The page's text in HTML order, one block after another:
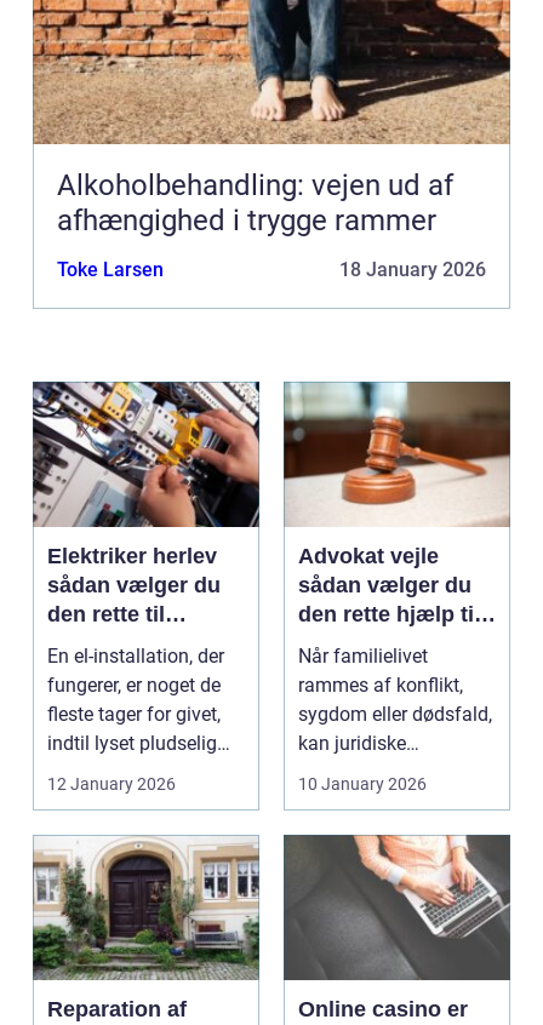
Alkoholbehandling: vejen ud af
afhængighed i trygge rammer
Toke Larsen 18 January 2026
Elektriker herlev
sådan vælger du
den rette til
opgaven
En el-installation, der
fungerer, er noget de
fleste tager for givet,
indtil lyset pludselig
går, el...
12 January 2026
Advokat vejle
sådan vælger du
den rette hjælp til
familien
Når familielivet
rammes af konflikt,
sygdom eller dødsfald,
kan juridiske
spørgsmål hurtigt
vokse si...
10 January 2026
Reparation af
Online casino er